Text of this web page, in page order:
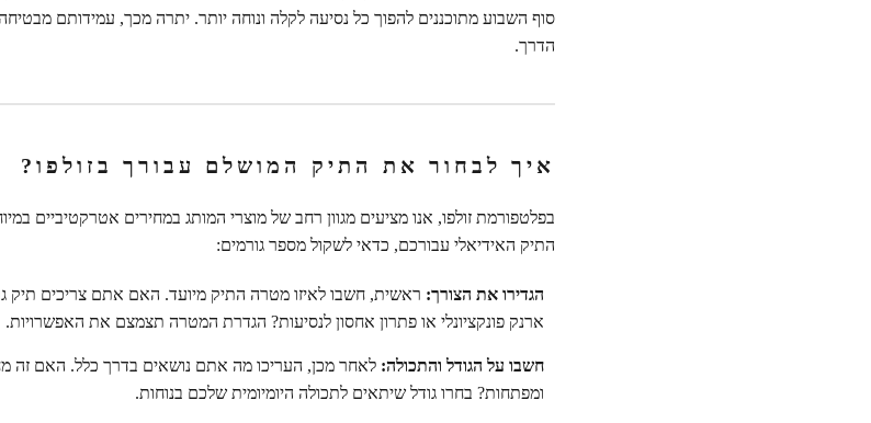
סוף השבוע מתוכננים להפוך כל נסיעה לקלה ונוחה יותר. יתרה מכך, עמידותם
הדרך.
איך לבחור את התיק המושלם עבורך בזולפו?
בפלטפורמת זולפו, אנו מציעים מגוון רחב של מוצרי המותג במחירים אטרקטיביים
התיק האידיאלי עבורכם, כדאי לשקול מספר גורמים:
הגדירו את הצורך: ראשית, חשבו לאיזו מטרה התיק מיועד. האם אתם צריכים תיק גב
ארנק פונקציונלי או פתרון אחסון לנסיעות? הגדרת המטרה תצמצם את האפשרויות.
חשבו על הגודל והתכולה: לאחר מכן, העריכו מה אתם נושאים בדרך כלל. האם זה
ומפתחות? בחרו גודל שיתאים לתכולה היומיומית שלכם בנוחות.